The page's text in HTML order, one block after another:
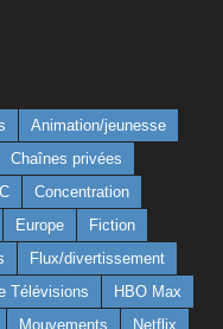
Animation/jeunesse
Chaînes privées
Concentration
Europe
Fiction
Flux/divertissement
Télévisions
HBO Max
Mouvements Netflix